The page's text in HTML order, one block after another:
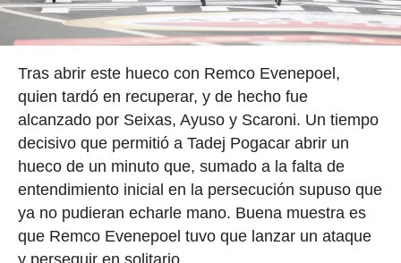
Tras abrir este hueco con Remco Evenepoel,
quien tardó en recuperar, y de hecho fue
alcanzado por Seixas, Ayuso y Scaroni. Un tiempo
decisivo que permitió a Tadej Pogacar abrir un
hueco de un minuto que, sumado a la falta de
entendimiento inicial en la persecución supuso que
ya no pudieran echarle mano. Buena muestra es
que Remco Evenepoel tuvo que lanzar un ataque
y perseguir en solitario.